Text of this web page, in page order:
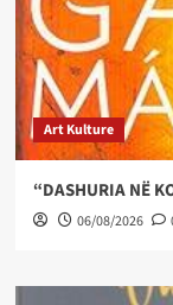
Art Kulture
“DASHURIA NË
06/08/2026